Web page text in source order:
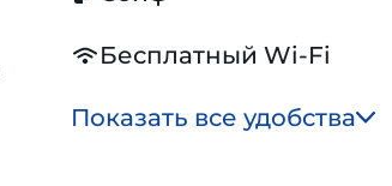
Бесплатный Wi-Fi
Показать все удобства